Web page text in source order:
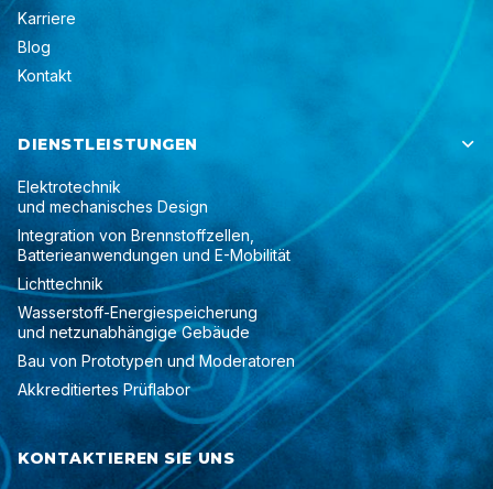
Karriere
Blog
Kontakt
DIENSTLEISTUNGEN 
Elektrotechnik
und mechanisches Design
Integration von Brennstoffzellen,
Batterieanwendungen und E-Mobilität
Lichttechnik
Wasserstoff-Energiespeicherung
und netzunabhängige Gebäude
Bau von Prototypen und Moderatoren
Akkreditiertes Prüflabor
KONTAKTIEREN SIE UNS